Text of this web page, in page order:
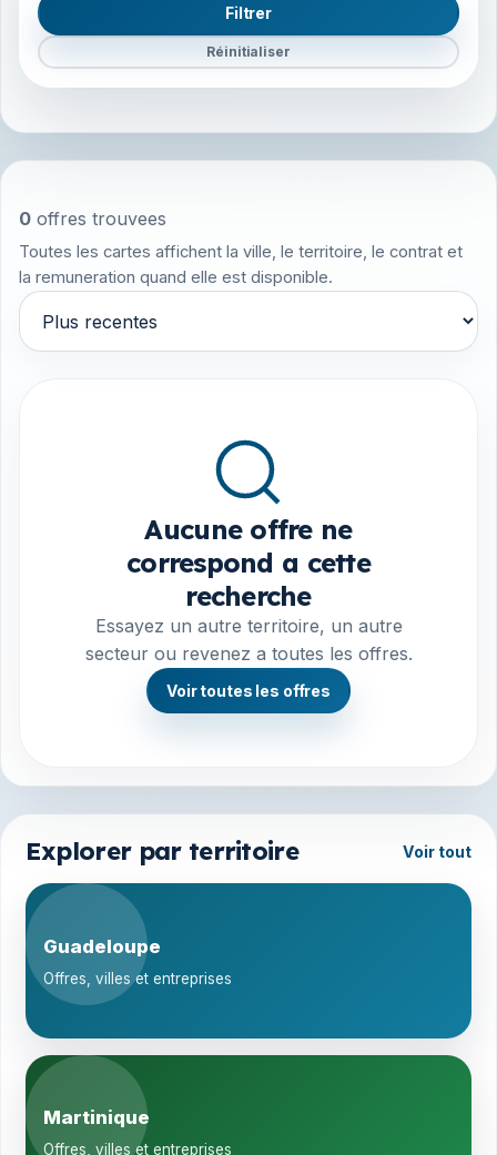
Filtrer
Réinitialiser
0 offres trouvees
Toutes les cartes affichent la ville, le territoire, le contrat et
la remuneration quand elle est disponible.
Trier par
Aucune offre ne
correspond a cette
recherche
Essayez un autre territoire, un autre
secteur ou revenez a toutes les offres.
Voir toutes les offres
Explorer par territoire Voir tout
Guadeloupe
Offres, villes et entreprises
Martinique
Offres, villes et entreprises